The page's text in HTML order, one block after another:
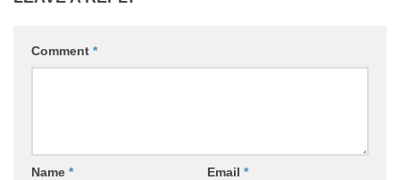
Comment *
Name * Email *